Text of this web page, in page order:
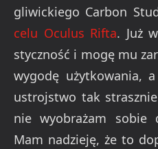
gliwickiego Carbon
celu Oculus Rifta. Już
styczność i mogę mu
wygodę użytkowania,
ustrojstwo tak
nie wyobrażam sobie
Mam nadzieję, że to